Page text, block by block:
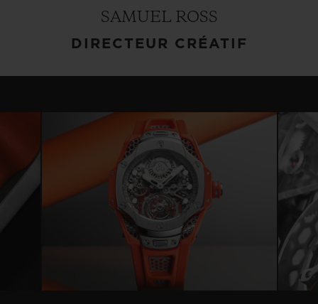
SAMUEL ROSS
DIRECTEUR CRÉATIF